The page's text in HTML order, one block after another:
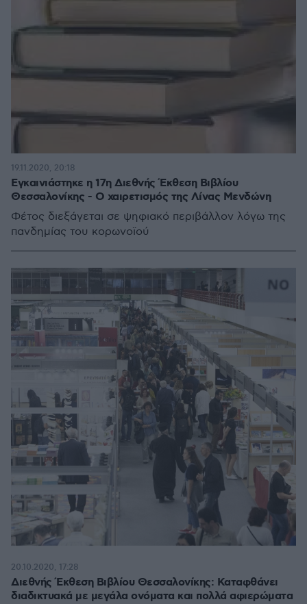
Εγκαινιάστηκε η 17η Διεθνής Έκθεση Βιβλίου
Θεσσαλονίκης - Ο χαιρετισμός της Λίνας Μενδώνη
Φέτος διεξάγεται σε ψηφιακό περιβάλλον λόγω της
πανδημίας του κορωνοϊού
19.11.2020, 20:18
Διεθνής Έκθεση Βιβλίου Θεσσαλονίκης: Καταφθάνει
διαδικτυακά με μεγάλα ονόματα και πολλά αφιερώματα
20.10.2020, 17:28